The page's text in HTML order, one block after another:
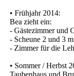
• Frühjahr 2014:
Bea zieht ein:
- Gästezimmer und
- Scheune 2 und 3
- Zimmer für die
• Sommer / Herbst
Taubenhaus und